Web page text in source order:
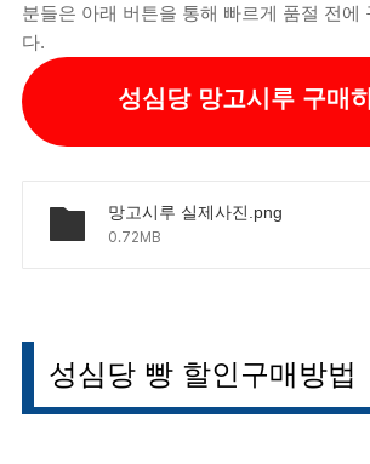
분들은 아래 버튼을 통해 빠르게 품절 전에
다.
성심당 망고시루 구매
망고시루 실제사진.png
0.72MB
성심당 빵 할인구매방법